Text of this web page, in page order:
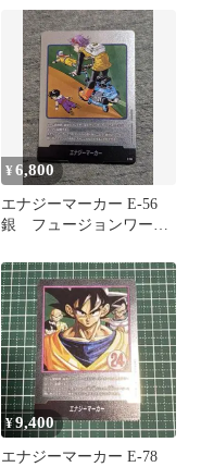
ールド DBFW
¥6,800
エナジーマーカー E-56
銀 フュージョンワール
¥9,400
エナジーマーカー E-78